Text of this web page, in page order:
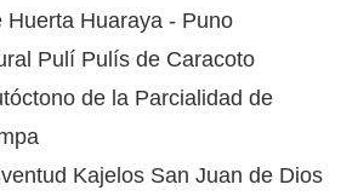
Huerta Huaraya - Puno
Pulí Pulís de Caracoto
de la Parcialidad de
Kajelos San Juan de Dios